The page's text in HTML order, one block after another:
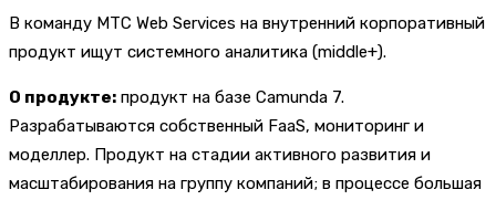
В команду МТС Web Services на внутренний корпоративный
продукт ищут системного аналитика (middle+).
О продукте: продукт на базе Camunda 7.
Разрабатываются собственный FaaS, мониторинг и
моделлер. Продукт на стадии активного развития и
масштабирования на группу компаний; в процессе большая